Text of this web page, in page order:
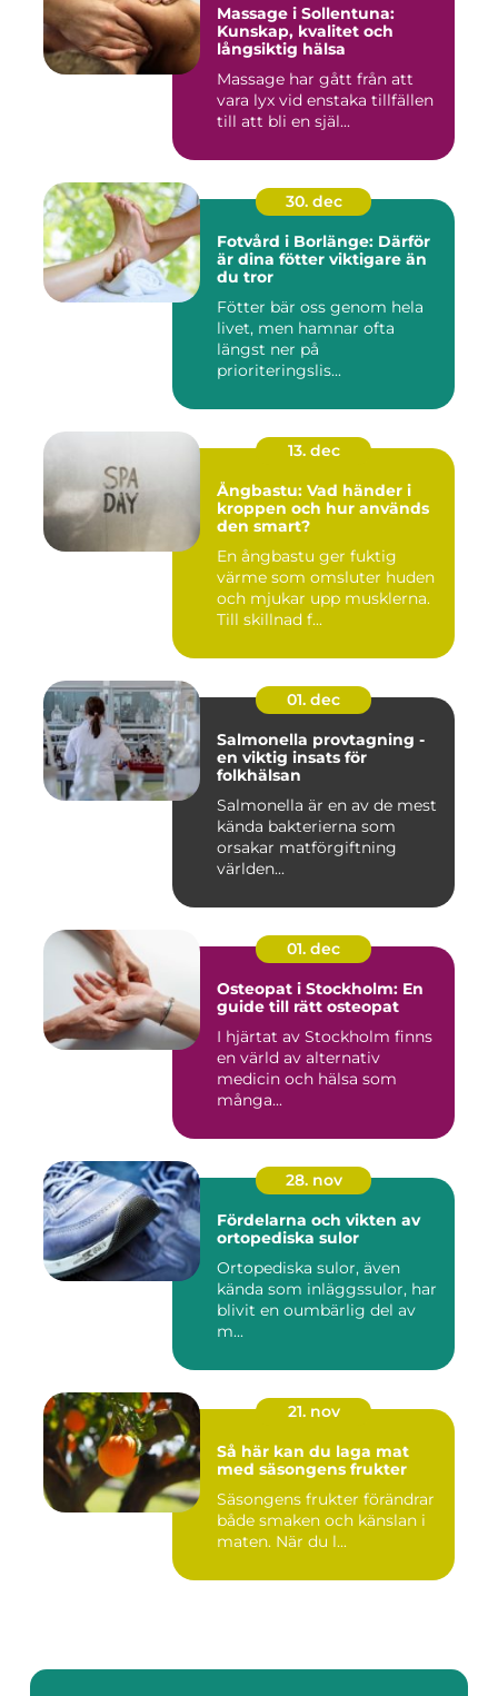
Massage i Sollentuna:
Kunskap, kvalitet och
långsiktig hälsa
Massage har gått från att
vara lyx vid enstaka tillfällen
till att bli en själ...
30. dec
Fotvård i Borlänge: Därför
är dina fötter viktigare än
du tror
Fötter bär oss genom hela
livet, men hamnar ofta
längst ner på
prioriteringslis...
13. dec
Ångbastu: Vad händer i
kroppen och hur används
den smart?
En ångbastu ger fuktig
värme som omsluter huden
och mjukar upp musklerna.
Till skillnad f...
01. dec
Salmonella provtagning -
en viktig insats för
folkhälsan
Salmonella är en av de mest
kända bakterierna som
orsakar matförgiftning
världen...
01. dec
Osteopat i Stockholm: En
guide till rätt osteopat
I hjärtat av Stockholm finns
en värld av alternativ
medicin och hälsa som
många...
28. nov
Fördelarna och vikten av
ortopediska sulor
Ortopediska sulor, även
kända som inläggssulor, har
blivit en oumbärlig del av
m...
21. nov
Så här kan du laga mat
med säsongens frukter
Säsongens frukter förändrar
både smaken och känslan i
maten. När du l...